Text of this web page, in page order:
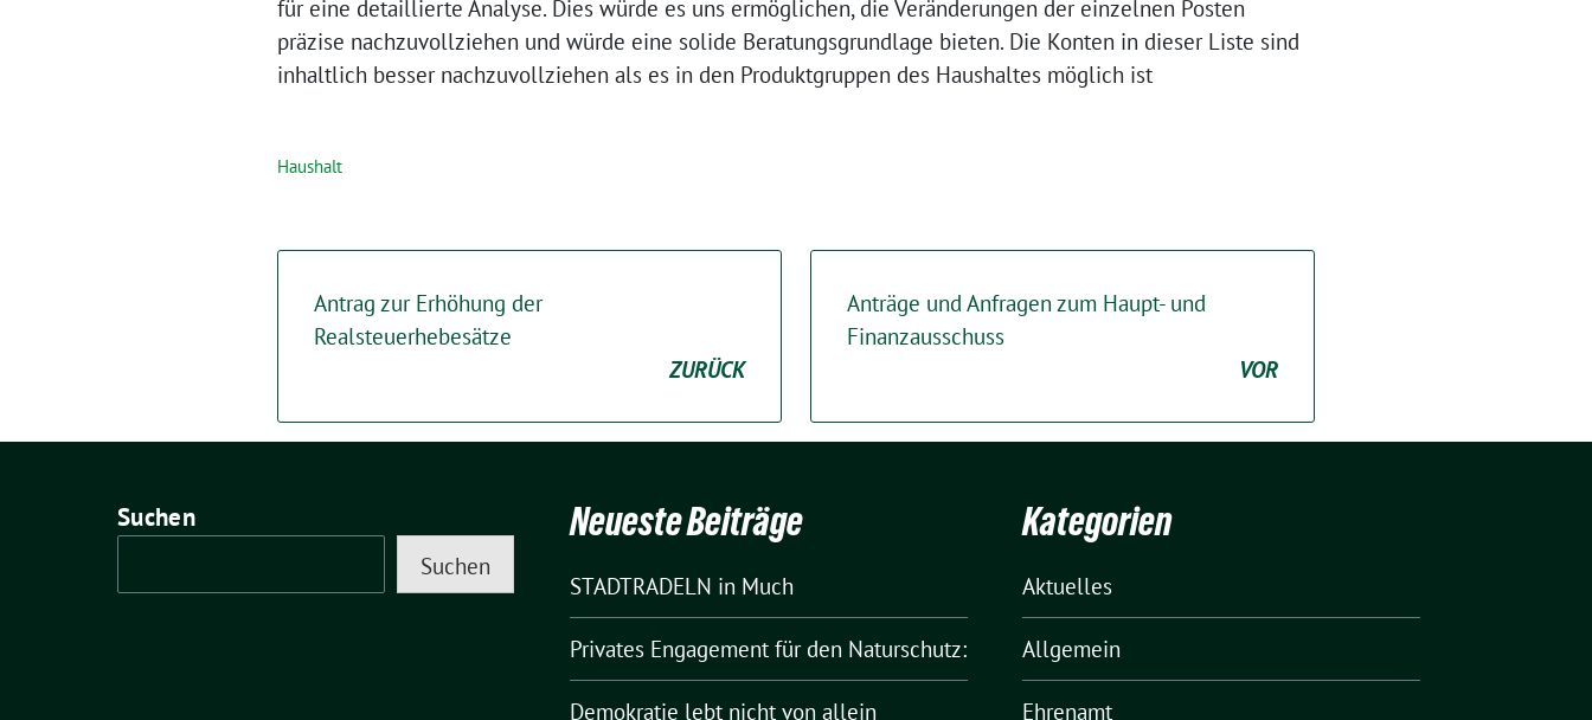
für eine detaillierte Analyse. Dies würde es uns ermöglichen, die Veränderungen der einzelnen Posten
präzise nachzuvollziehen und würde eine solide Beratungsgrundlage bieten. Die Konten in dieser Liste sind
inhaltlich besser nachzuvollziehen als es in den Produktgruppen des Haushaltes möglich ist
Haushalt
Antrag zur Erhöhung der
Realsteuerhebesätze
ZURÜCK
Anträge und Anfragen zum Haupt- und
Finanzausschuss
VOR
Suchen
Suchen
Neueste Beiträge
STADTRADELN in Much
Privates Engagement für den Naturschutz:
Demokratie lebt nicht von allein
Kategorien
Aktuelles
Allgemein
Ehrenamt